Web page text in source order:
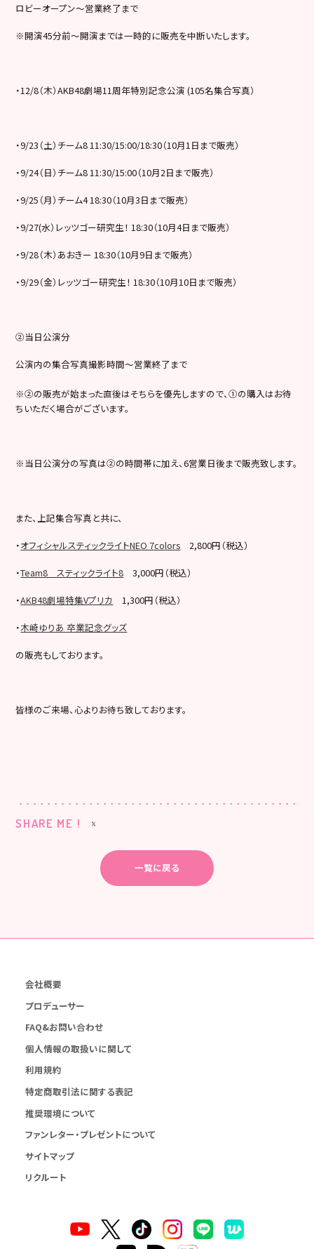
ロビーオープン～営業終了まで
※開演45分前～開演までは一時的に販売を中断いたします。
・12/8（木）AKB48劇場11周年特別記念公演 (105名集合写真）
・9/23（土）チーム8 11:30/15:00/18:30（10月1日まで販売）
・9/24（日）チーム8 11:30/15:00（10月2日まで販売）
・9/25（月）チーム4 18:30（10月3日まで販売）
・9/27(水）レッツゴー研究生！ 18:30（10月4日まで販売）
・9/28（木）あおきー 18:30（10月9日まで販売）
・9/29（金）レッツゴー研究生！ 18:30（10月10日まで販売）
②当日公演分
公演内の集合写真撮影時間～営業終了まで
※②の販売が始まった直後はそちらを優先しますので、①の購入はお待
ちいただく場合がございます。
※当日公演分の写真は②の時間帯に加え、6営業日後まで販売致します。
また、上記集合写真と共に、
・オフィシャルスティックライトNEO 7colors 2,800円（税込）
・Team8 スティックライト8 3,000円（税込）
・AKB48劇場特集Vプリカ 1,300円（税込）
・木崎ゆりあ 卒業記念グッズ
の販売もしております。
皆様のご来場、心よりお待ち致しております。
SHARE ME !
一覧に戻る
会社概要
プロデューサー
FAQ&お問い合わせ
個人情報の取扱いに関して
利用規約
特定商取引法に関する表記
推奨環境について
ファンレター・プレゼントについて
サイトマップ
リクルート